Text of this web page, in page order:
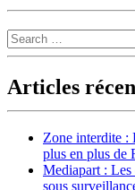
Search
Articles
Zone interdite :
plus en plus de
Mediapart : Les
sous